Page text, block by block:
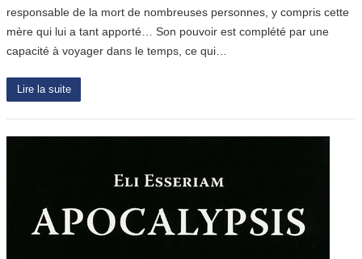
responsable de la mort de nombreuses personnes, y compris cette
mère qui lui a tant apporté… Son pouvoir est complété par une
capacité à voyager dans le temps, ce qui…
Lire la suite